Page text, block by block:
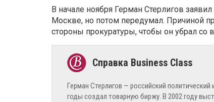
В начале ноября Герман Стерлигов
Москве, но потом передумал. Причиной
стороны прокуратуры, чтобы он убрал со
Герман Стерлигов — российский
годы создал товарную биржу. В 2002 году